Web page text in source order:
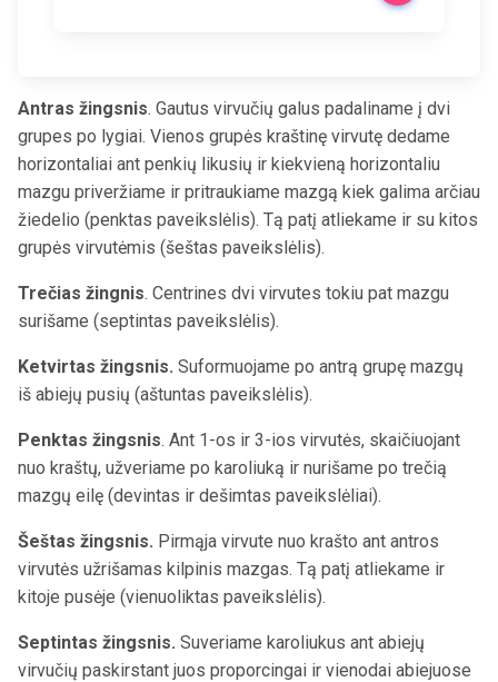
Antras žingsnis. Gautus virvučių galus padaliname į dvi
grupes po lygiai. Vienos grupės kraštinę virvutę dedame
horizontaliai ant penkių likusių ir kiekvieną horizontaliu
mazgu priveržiame ir pritraukiame mazgą kiek galima arčiau
žiedelio (penktas paveikslėlis). Tą patį atliekame ir su kitos
grupės virvutėmis (šeštas paveikslėlis).
Trečias žingnis. Centrines dvi virvutes tokiu pat mazgu
surišame (septintas paveikslėlis).
Ketvirtas žingsnis. Suformuojame po antrą grupę mazgų
iš abiejų pusių (aštuntas paveikslėlis).
Penktas žingsnis. Ant 1-os ir 3-ios virvutės, skaičiuojant
nuo kraštų, užveriame po karoliuką ir nurišame po trečią
mazgų eilę (devintas ir dešimtas paveikslėliai).
Šeštas žingsnis. Pirmąja virvute nuo krašto ant antros
virvutės užrišamas kilpinis mazgas. Tą patį atliekame ir
kitoje pusėje (vienuoliktas paveikslėlis).
Septintas žingsnis. Suveriame karoliukus ant abiejų
virvučių paskirstant juos proporcingai ir vienodai abiejuose